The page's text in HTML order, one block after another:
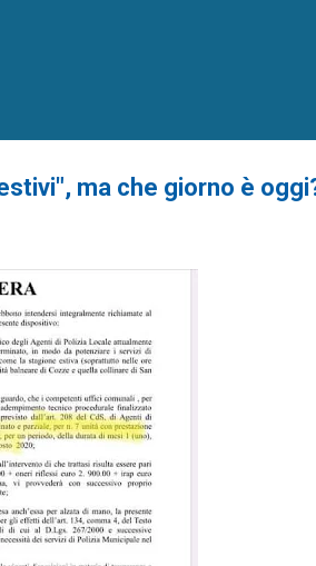
ma che giorno è